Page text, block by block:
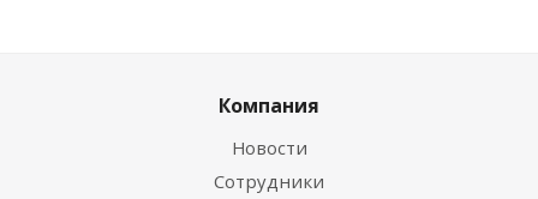
Компания
Новости
Сотрудники